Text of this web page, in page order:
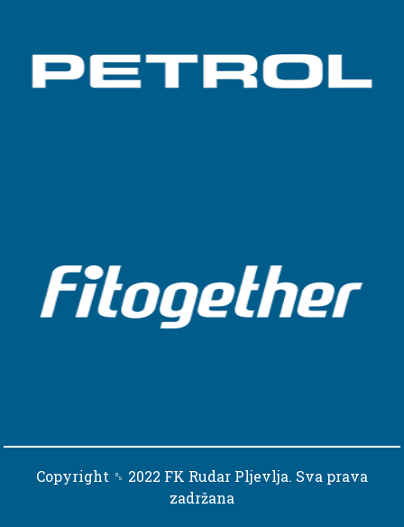
Copyright ␈ 2022 FK Rudar Pljevlja. Sva prava
zadržana